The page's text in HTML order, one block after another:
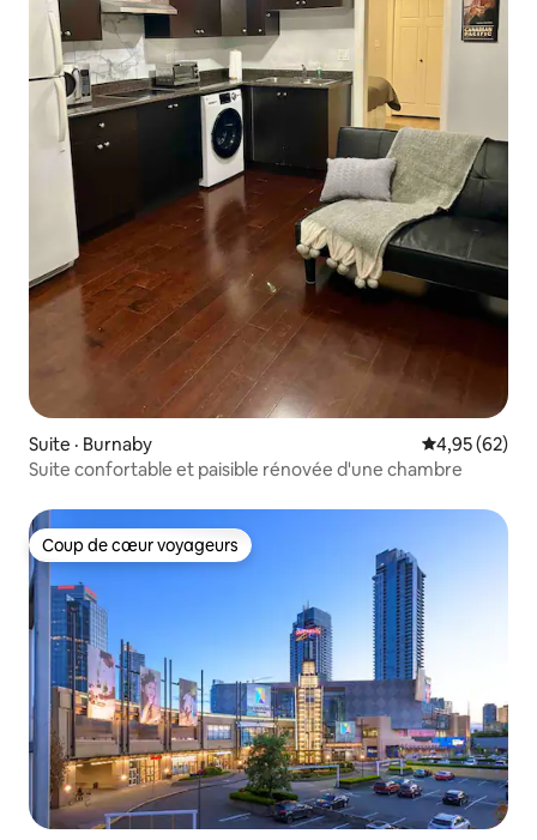
Suite · Burnaby Note
4,95 (62)
Suite confortable et paisible rénovée d'une chambre
Coup de cœur voyageurs
Coup de cœur voyageurs